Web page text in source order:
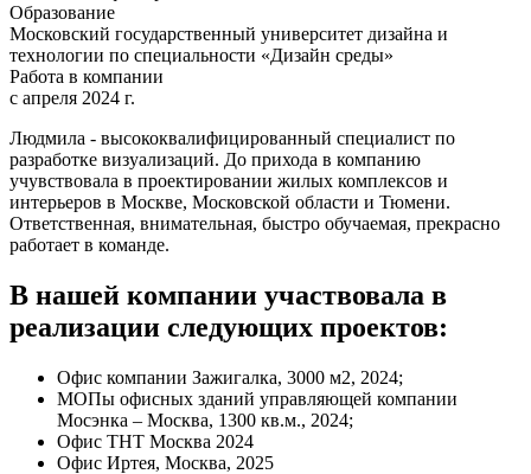
Образование
Московский государственный университет дизайна и
технологии по специальности «Дизайн среды»
Работа в компании
с апреля 2024 г.
Людмила - высококвалифицированный специалист по
разработке визуализаций. До прихода в компанию
учувствовала в проектировании жилых комплексов и
интерьеров в Москве, Московской области и Тюмени.
Ответственная, внимательная, быстро обучаемая, прекрасно
работает в команде.
В нашей компании участвовала в
реализации следующих проектов:
Офис компании Зажигалка, 3000 м2, 2024;
МОПы офисных зданий управляющей компании
Мосэнка – Москва, 1300 кв.м., 2024;
Офис ТНТ Москва 2024
Офис Иртея, Москва, 2025